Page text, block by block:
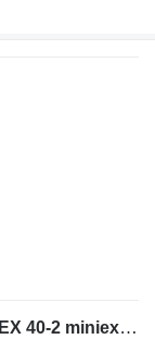
Kubota V2203 motor para Fiat-Hitachi EX 40-2 miniexcavadora